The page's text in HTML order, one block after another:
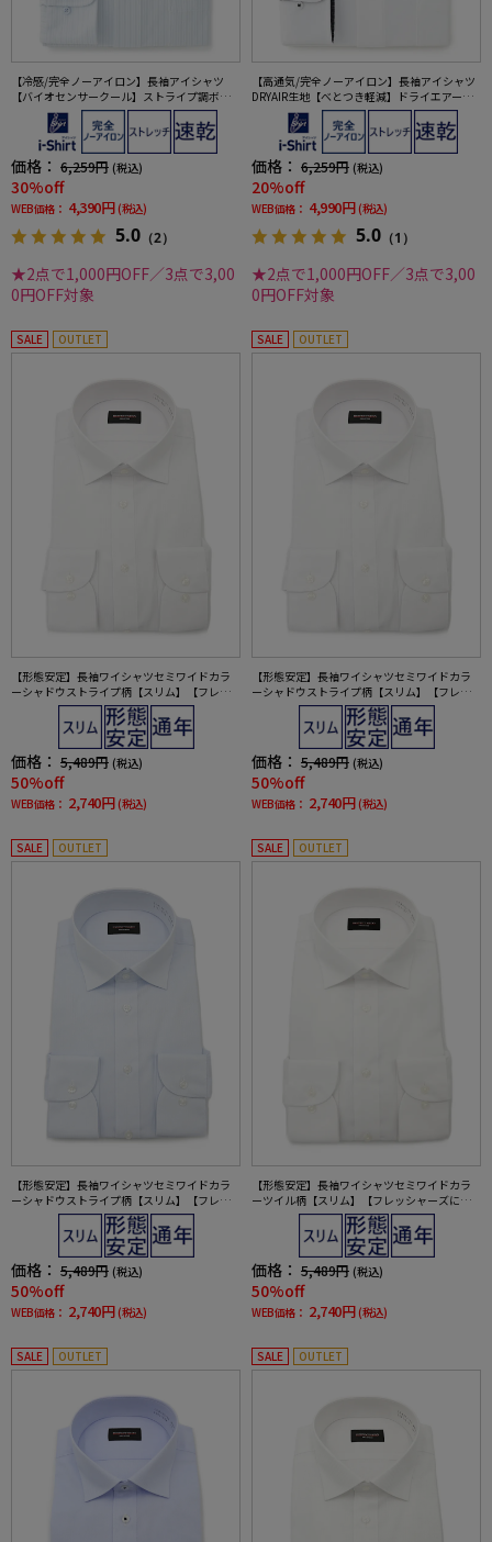
【冷感/完全ノーアイロン】長袖アイシャツ
【バイオセンサークール】ストライプ調ボタ
ンダウンストライプ形態安定ストレッチ防汚
効果吸汗速乾ワイシャツ春夏
価格： 6,259円 (税込)
30%off
WEB価格： 4,390円 (税込)
5.0 （2）
★2点で1,000円OFF／3点で3,00
0円OFF対象
【高通気/完全ノーアイロン】長袖アイシャツ
DRYAIR生地【べとつき軽減】ドライエアース
トライプ調セミワイド別布ストライプ形態安
定ストレッチ防汚効果吸汗速乾ワイシャツ春
価格： 6,259円 (税込)
20%off
WEB価格： 4,990円 (税込)
5.0 （1）
★2点で1,000円OFF／3点で3,00
0円OFF対象
SALE OUTLET
【形態安定】長袖ワイシャツセミワイドカラ
ーシャドウストライプ柄【スリム】【フレッ
シャーズにもおすすめ】nero通年【スリムデ
価格： 5,489円 (税込)
50%off
WEB価格： 2,740円 (税込)
SALE OUTLET
【形態安定】長袖ワイシャツセミワイドカラ
ーシャドウストライプ柄【スリム】【フレッ
シャーズにもおすすめ】nero通年【スリムデ
価格： 5,489円 (税込)
50%off
WEB価格： 2,740円 (税込)
SALE OUTLET
【形態安定】長袖ワイシャツセミワイドカラ
ーシャドウストライプ柄【スリム】【フレッ
シャーズにもおすすめ】nero通年【スリムデ
価格： 5,489円 (税込)
50%off
WEB価格： 2,740円 (税込)
SALE OUTLET
【形態安定】長袖ワイシャツセミワイドカラ
ーツイル柄【スリム】【フレッシャーズにも
おすすめ】nero通年【スリムデザイン】
価格： 5,489円 (税込)
50%off
WEB価格： 2,740円 (税込)
SALE OUTLET SALE OUTLET